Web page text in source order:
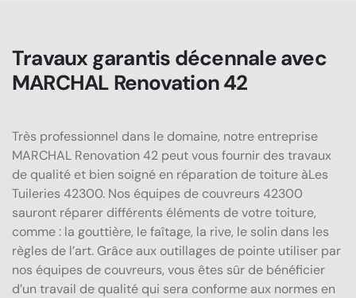
Travaux garantis décennale avec
MARCHAL Renovation 42
Très professionnel dans le domaine, notre entreprise
MARCHAL Renovation 42 peut vous fournir des travaux
de qualité et bien soigné en réparation de toiture àLes
Tuileries 42300. Nos équipes de couvreurs 42300
sauront réparer différents éléments de votre toiture,
comme : la gouttière, le faîtage, la rive, le solin dans les
règles de l’art. Grâce aux outillages de pointe utiliser par
nos équipes de couvreurs, vous êtes sûr de bénéficier
d’un travail de qualité qui sera conforme aux normes en